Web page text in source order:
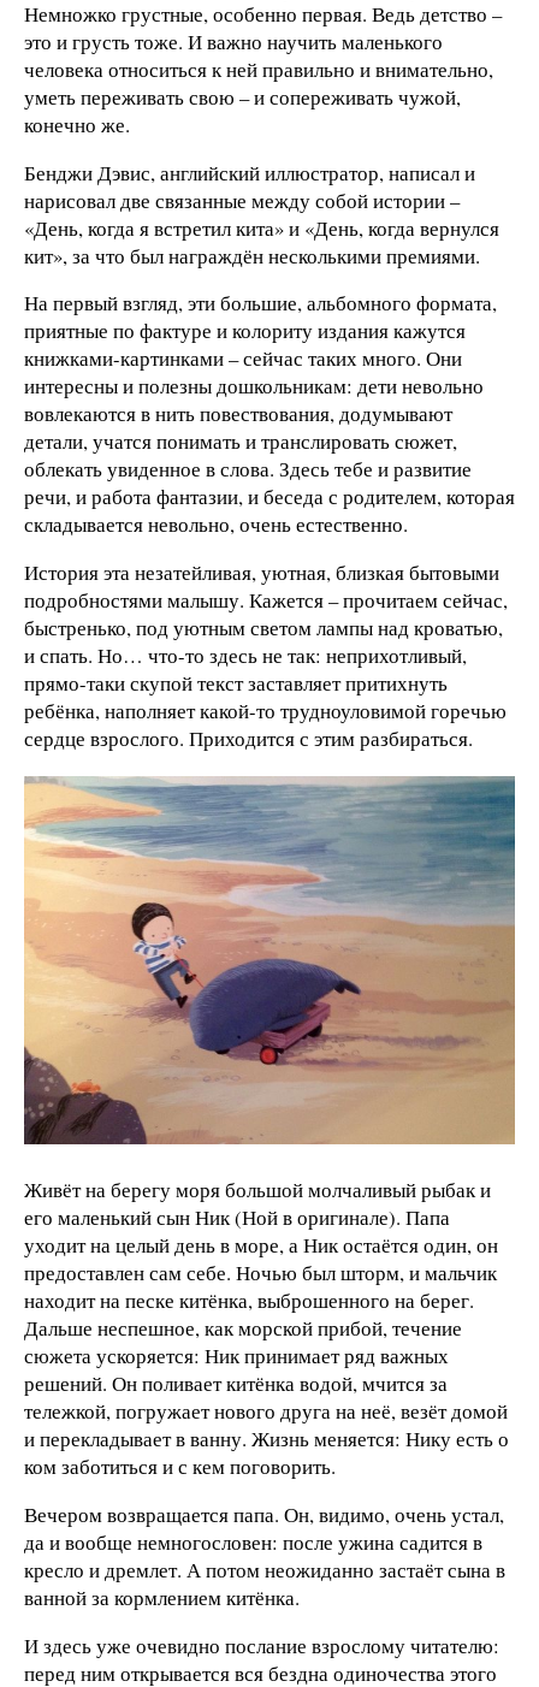
Немножко грустные, особенно первая. Ведь детство –
это и грусть тоже. И важно научить маленького
человека относиться к ней правильно и внимательно,
уметь переживать свою – и сопереживать чужой,
конечно же.
Бенджи Дэвис, английский иллюстратор, написал и
нарисовал две связанные между собой истории –
«День, когда я встретил кита» и «День, когда вернулся
кит», за что был награждён несколькими премиями.
На первый взгляд, эти большие, альбомного формата,
приятные по фактуре и колориту издания кажутся
книжками-картинками – сейчас таких много. Они
интересны и полезны дошкольникам: дети невольно
вовлекаются в нить повествования, додумывают
детали, учатся понимать и транслировать сюжет,
облекать увиденное в слова. Здесь тебе и развитие
речи, и работа фантазии, и беседа с родителем, которая
складывается невольно, очень естественно.
История эта незатейливая, уютная, близкая бытовыми
подробностями малышу. Кажется – прочитаем сейчас,
быстренько, под уютным светом лампы над кроватью,
и спать. Но… что-то здесь не так: неприхотливый,
прямо-таки скупой текст заставляет притихнуть
ребёнка, наполняет какой-то трудноуловимой горечью
сердце взрослого. Приходится с этим разбираться.
Живёт на берегу моря большой молчаливый рыбак и
его маленький сын Ник (Ной в оригинале). Папа
уходит на целый день в море, а Ник остаётся один, он
предоставлен сам себе. Ночью был шторм, и мальчик
находит на песке китёнка, выброшенного на берег.
Дальше неспешное, как морской прибой, течение
сюжета ускоряется: Ник принимает ряд важных
решений. Он поливает китёнка водой, мчится за
тележкой, погружает нового друга на неё, везёт домой
и перекладывает в ванну. Жизнь меняется: Нику есть о
ком заботиться и с кем поговорить.
Вечером возвращается папа. Он, видимо, очень устал,
да и вообще немногословен: после ужина садится в
кресло и дремлет. А потом неожиданно застаёт сына в
ванной за кормлением китёнка.
И здесь уже очевидно послание взрослому читателю:
перед ним открывается вся бездна одиночества этого